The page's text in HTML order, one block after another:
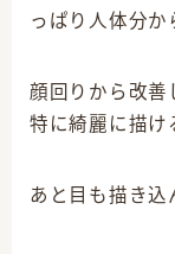
っぱり人体分
顔回りから改善
特に綺麗に描け
あと目も描き込